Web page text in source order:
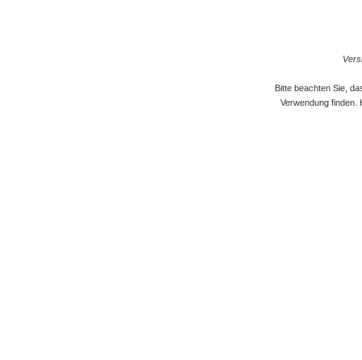
Bitte beachten Sie,
Verwendung finden.